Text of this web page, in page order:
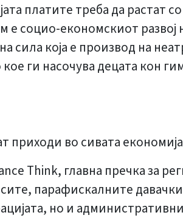
платите треба да растат
социо-економскиот развој
сила која е производ на
ги насочува децата кон
приходи во сивата
Think, главна пречка за
парафискалните
но и